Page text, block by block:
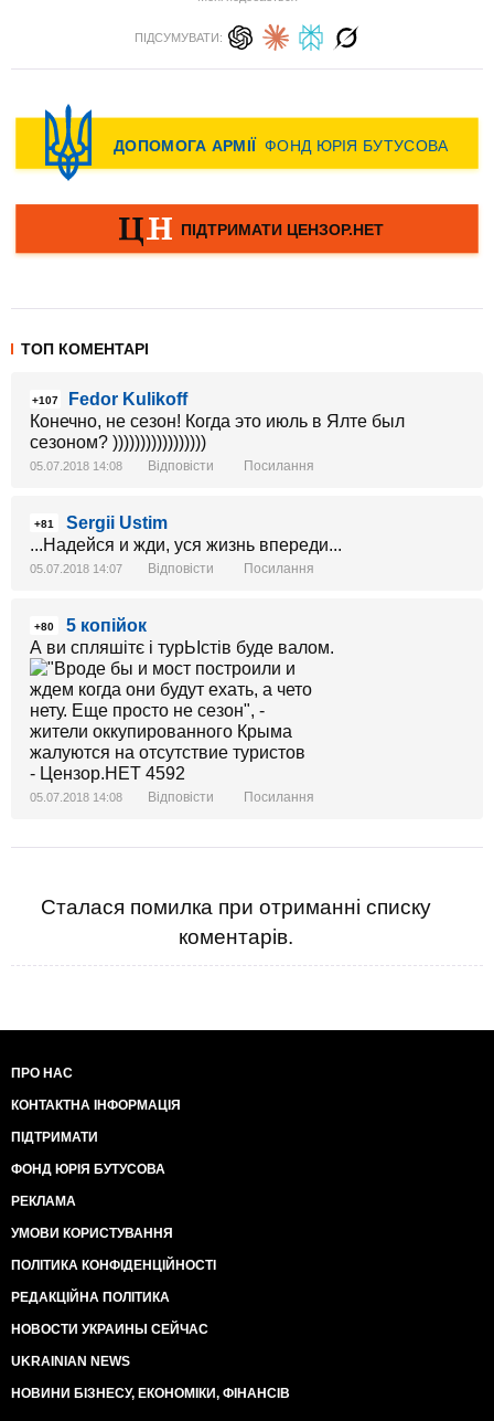
ПІДСУМУВАТИ:
ТОП КОМЕНТАРІ
+107
Fedor Kulikoff
Конечно, не сезон! Когда это июль в Ялте был
сезоном? )))))))))))))))))
05.07.2018 14:08 Відповісти Посилання
+81
Sergii Ustim
...Надейся и жди, уся жизнь впереди...
05.07.2018 14:07 Відповісти Посилання
+80
5 копійок
А ви спляшітє і турЬІстів буде валом.
05.07.2018 14:08 Відповісти Посилання
Сталася помилка при отриманні списку
коментарів.
ПРО НАС
КОНТАКТНА ІНФОРМАЦІЯ
ПІДТРИМАТИ
ФОНД ЮРІЯ БУТУСОВА
РЕКЛАМА
УМОВИ КОРИСТУВАННЯ
ПОЛІТИКА КОНФІДЕНЦІЙНОСТІ
РЕДАКЦІЙНА ПОЛІТИКА
НОВОСТИ УКРАИНЫ СЕЙЧАС
UKRAINIAN NEWS
НОВИНИ БІЗНЕСУ, ЕКОНОМІКИ, ФІНАНСІВ